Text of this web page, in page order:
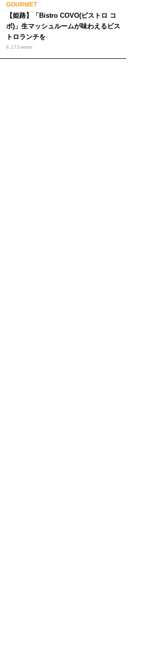
GOURMET
【姫路】「Bistro COVO(ビストロ コ
ボ)」生マッシュルームが味わえるビス
トロランチを
4,171views